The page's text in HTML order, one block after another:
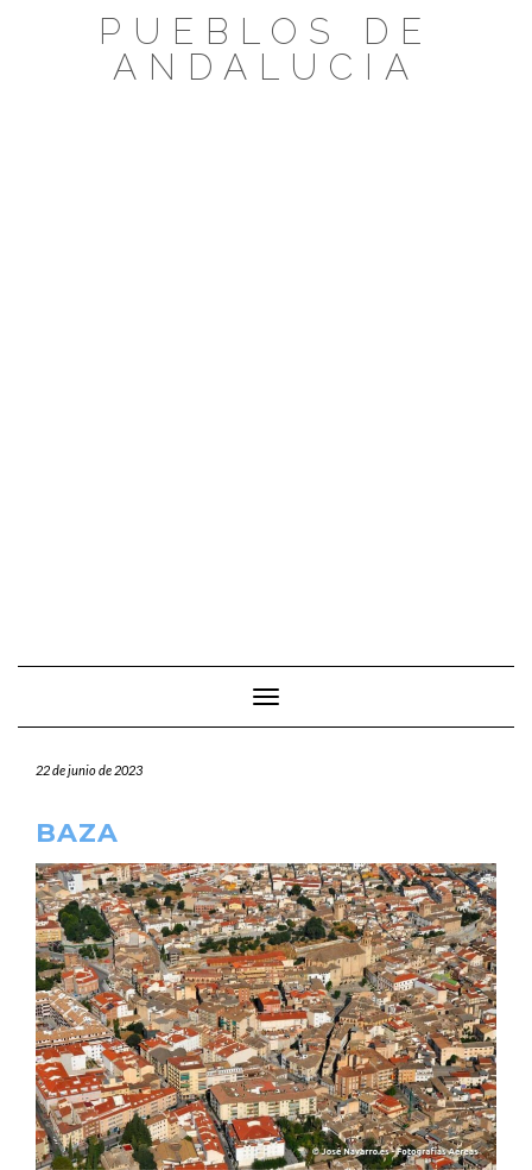
PUEBLOS DE
ANDALUCIA
Cambiar modo de navegación
22 de junio de 2023
BAZA